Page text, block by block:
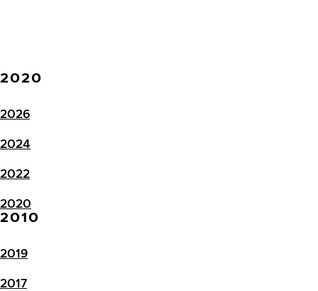
2020
2026
2024
2022
2020
2010
2019
2017